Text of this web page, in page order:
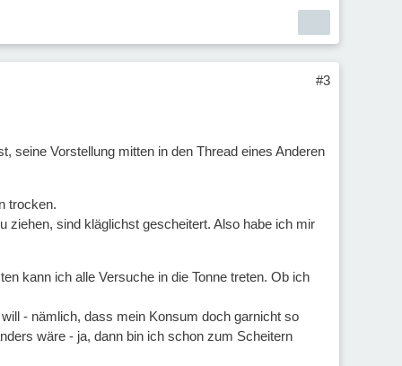
#3
seine Vorstellung mitten in den Thread eines Anderen
trocken.
ziehen, sind kläglichst gescheitert. Also habe ich mir
kann ich alle Versuche in die Tonne treten. Ob ich
- nämlich, dass mein Konsum doch garnicht so
wäre - ja, dann bin ich schon zum Scheitern